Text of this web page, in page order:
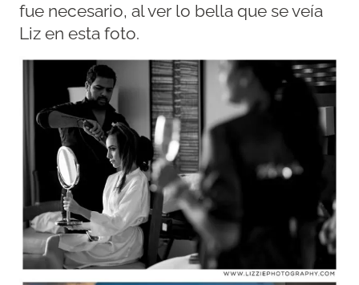
fue necesario, al ver lo bella que se veía
Liz en esta foto.